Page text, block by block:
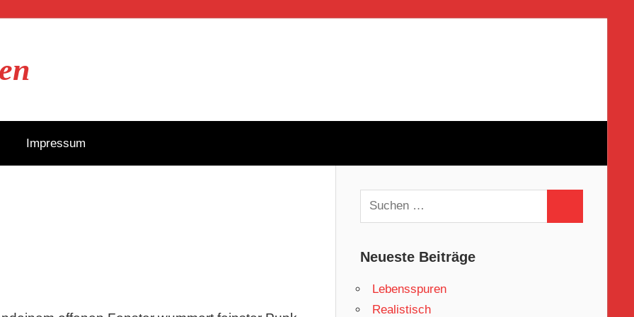
Impressum
Suchen
nach:
Neueste Beiträge
Lebensspuren
Realistisch